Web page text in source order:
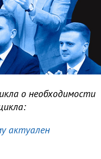
о необходимости
актуален